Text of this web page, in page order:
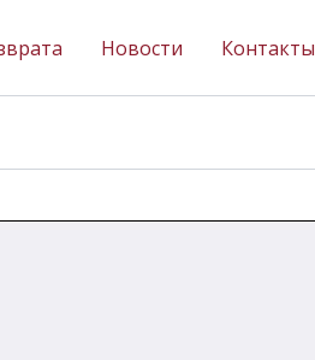
Новости Контакты